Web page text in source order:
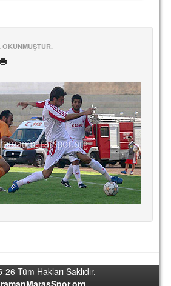
OKUNMUŞTUR.
Tüm Hakları Saklıdır.